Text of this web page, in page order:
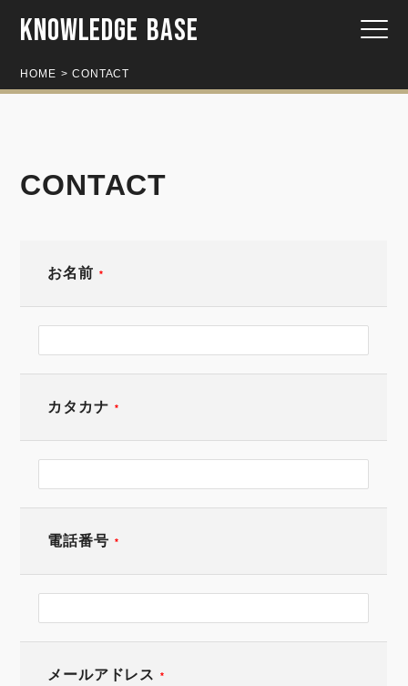
KNOWLEDGE BASE
HOME CONTACT
CONTACT
お名前 *
カタカナ *
電話番号 *
メールアドレス *